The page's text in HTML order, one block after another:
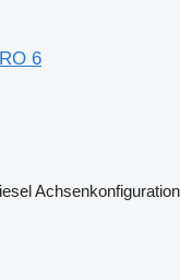
6
Achsenkonfiguration